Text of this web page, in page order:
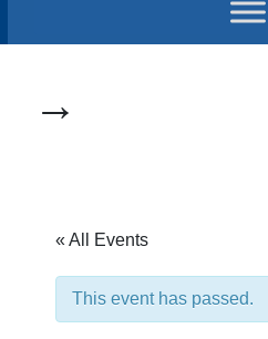
→
« All Events
This event has passed.